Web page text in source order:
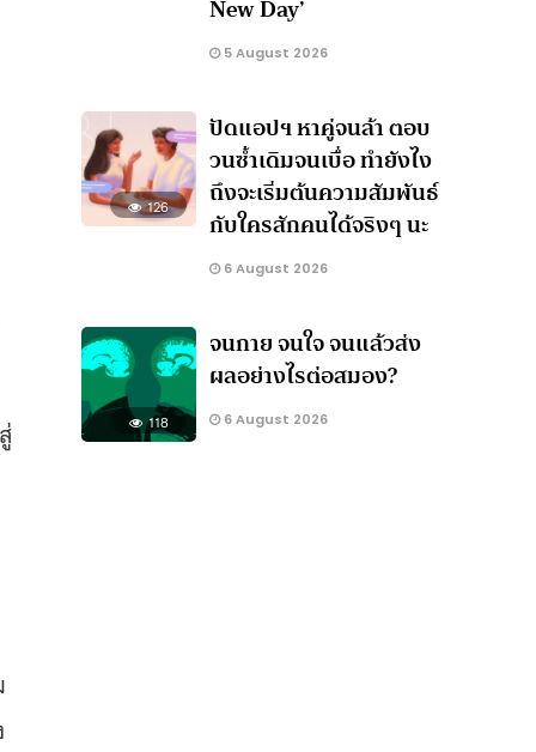
New Day’
5 August 2026
126
ปัดแอปฯ หาคู่จนล้า ตอบ
วนซ้ำเดิมจนเบื่อ ทำยังไง
ถึงจะเริ่มต้นความสัมพันธ์
กับใครสักคนได้จริงๆ นะ
6 August 2026
118
จนกาย จนใจ จนแล้วส่ง
ผลอย่างไรต่อสมอง?
6 August 2026